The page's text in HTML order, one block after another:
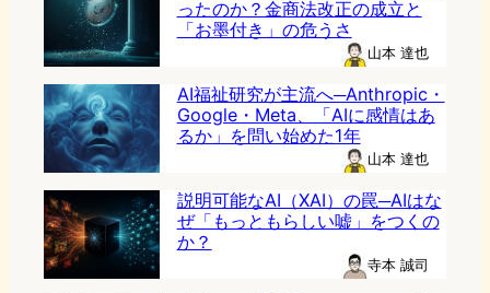
ったのか？金商法改正の成立と
「お墨付き」の危うさ
山本 達也
AI福祉研究が主流へ─Anthropic・
Google・Meta、「AIに感情はあ
るか」を問い始めた1年
山本 達也
説明可能なAI（XAI）の罠─AIはな
ぜ「もっともらしい嘘」をつくの
か？
寺本 誠司